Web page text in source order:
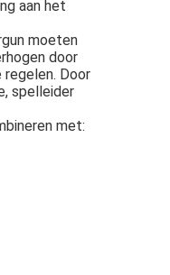
aan het
moeten
door
Door
spelleider
met: